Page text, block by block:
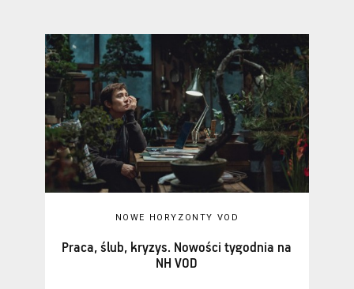
NOWE HORYZONTY VOD
Praca, ślub, kryzys. Nowości tygodnia na
NH VOD